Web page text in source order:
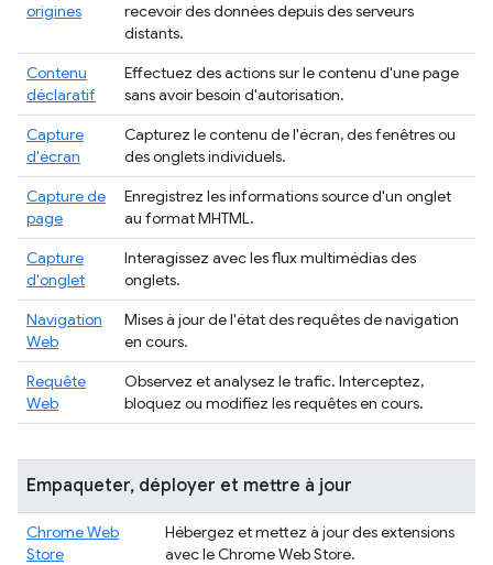
origines
recevoir des données depuis des serveurs
distants.
Contenu
déclaratif
Effectuez des actions sur le contenu d'une page
sans avoir besoin d'autorisation.
Capture
d'écran
Capturez le contenu de l'écran, des fenêtres ou
des onglets individuels.
Capture de
page
Enregistrez les informations source d'un onglet
au format MHTML.
Capture
d'onglet
Interagissez avec les flux multimédias des
onglets.
Navigation
Web
Mises à jour de l'état des requêtes de navigation
en cours.
Requête
Web
Observez et analysez le trafic. Interceptez,
bloquez ou modifiez les requêtes en cours.
Empaqueter, déployer et mettre à jour
Chrome Web
Store
Hébergez et mettez à jour des extensions
avec le Chrome Web Store.